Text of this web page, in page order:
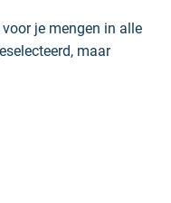
je mengen in alle
maar